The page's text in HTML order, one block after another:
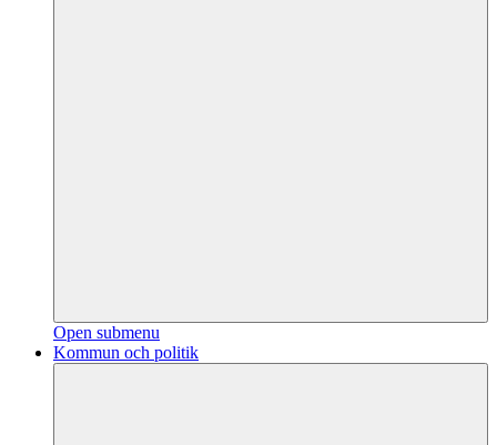
Open submenu
Kommun och politik